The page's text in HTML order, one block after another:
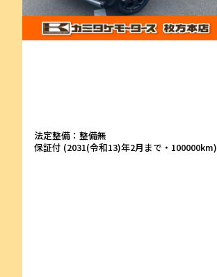
法定整備：整備無
保証付 (2031(令和13)年2月まで・100000km)